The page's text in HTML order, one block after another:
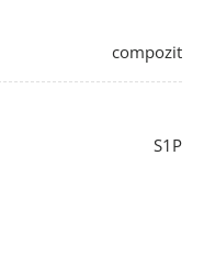
compozit
S1P